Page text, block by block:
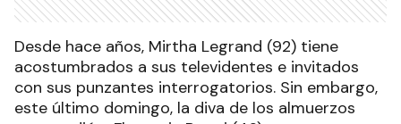
Desde hace años, Mirtha Legrand (92) tiene
acostumbrados a sus televidentes e invitados
con sus punzantes interrogatorios. Sin embargo,
este último domingo, la diva de los almuerzos